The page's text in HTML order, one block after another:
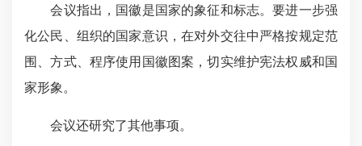
会议指出，国徽是国家的象征和标志。要进一步强
化公民、组织的国家意识，在对外交往中严格按规定范
围、方式、程序使用国徽图案，切实维护宪法权威和国
家形象。
会议还研究了其他事项。